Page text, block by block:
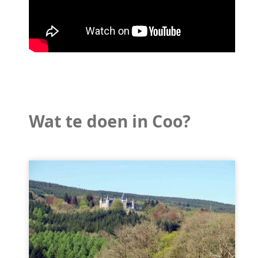
Wat te doen in Coo?